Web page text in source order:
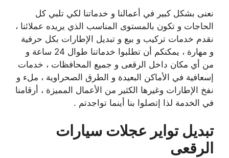
نعنى بشكل كبير في أعمالنا و خدماتنا لكي تلبي كل
الحاجات و تكون بالمستوى المناسب الذي يريده عملائنا ،
نقدم خدمات تركيب و بيع و تبديل الإطارات بكل حرفية
و مهارة ، يمكنكم أن تطلبوا خدماتنا طوال 24 ساعة و
من أي مكان داخل الرقعى و جميع المحافظات ، خدمات
إسعافية في الأماكن البعيدة و الطرق الصحراوية ، ملء و
نفخ الإطارات وغيرها الكثير من الأعمال المميزة ، أرقامنا
في الخدمة لذا إتصلوا بنا أينما تواجدتم .
تبديل تواير عجلات سيارات
الرقعى